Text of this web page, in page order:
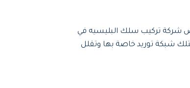
شركة تركيب سلك البليسيه في
شبكة توريد خاصة بها وتقلل